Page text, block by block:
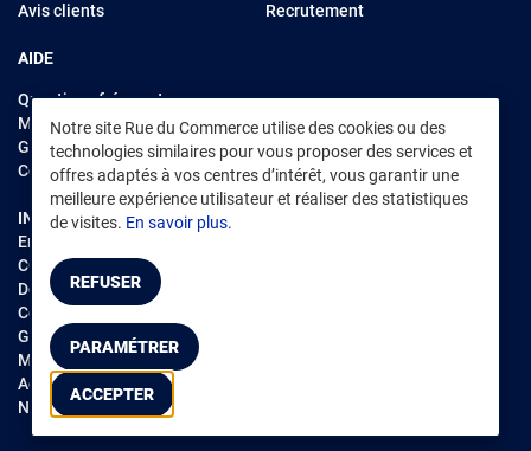
Notre site Rue du Commerce utilise des cookies ou des
technologies similaires pour vous proposer des services et
offres adaptés à vos centres d’intérêt, vous garantir une
meilleure expérience utilisateur et réaliser des statistiques
de visites. En savoir plus.
REFUSER
PARAMÉTRER
ACCEPTER
Avis clients
AIDE
Questions fréquentes
Modes de règlements
Garantie et retours
Contacter Rue du Commerce
Recrutement
INFORMATIONS LÉGALES
Environnement
CGV /CGU Marketplace
Données personnelles
Cookies
Gérer mes cookies
Mentions légales
Accessibilité : non conforme
Notice d'accessibilité